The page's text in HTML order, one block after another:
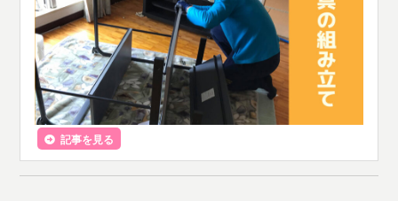
記事を見る